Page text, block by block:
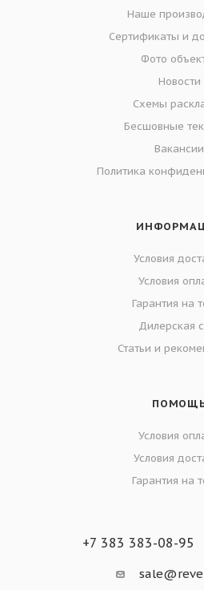
Наше
Сертификаты и
Фото
Новости
Схемы
Бесшовные
Вакансии
Политика
Условия
Условия
Гарантия на
Дилерская
Статьи и
Условия
Условия
Гарантия на
+7 383 383-08-95